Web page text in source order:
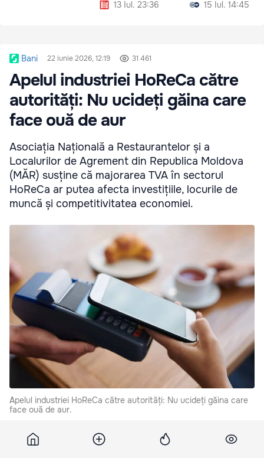
13 Iul. 23:36
15 Iul. 14:45
Bani 22 iunie 2026, 12:19 31 461
Apelul industriei HoReCa către
autorități: Nu ucideți găina care
face ouă de aur
Asociația Națională a Restaurantelor și a
Localurilor de Agrement din Republica Moldova
(MĂR) susține că majorarea TVA în sectorul
HoReCa ar putea afecta investițiile, locurile de
muncă și competitivitatea economiei.
Apelul industriei HoReCa către autorități: Nu ucideți găina care
face ouă de aur.
Acest lucru este menționat în concluziile unui studiu